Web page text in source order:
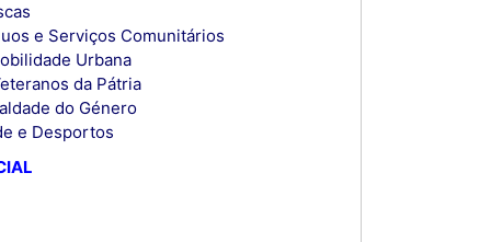
e Serviços Comunitários
Urbana
da Pátria
do Género
e Desportos